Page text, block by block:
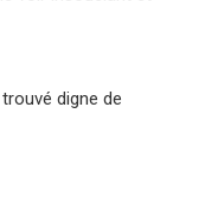
digne de